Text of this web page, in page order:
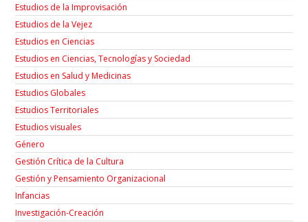
Estudios de la Improvisación
Estudios de la Vejez
Estudios en Ciencias
Estudios en Ciencias, Tecnologías y Sociedad
Estudios en Salud y Medicinas
Estudios Globales
Estudios Territoriales
Estudios visuales
Género
Gestión Crítica de la Cultura
Gestión y Pensamiento Organizacional
Infancias
Investigación-Creación